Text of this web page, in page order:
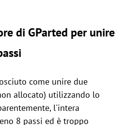
di GParted per unire
come unire due
allocato) utilizzando lo
l'intera
8 passi ed è troppo